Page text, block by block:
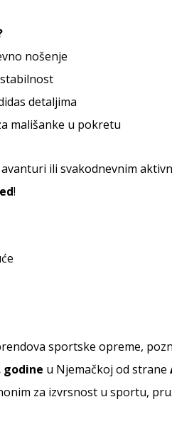
nošenje
detaljima
mališanke u pokretu
ili svakodnevnim
!
sportske opreme,
godine u Njemačkoj od strane
za izvrsnost u sportu,